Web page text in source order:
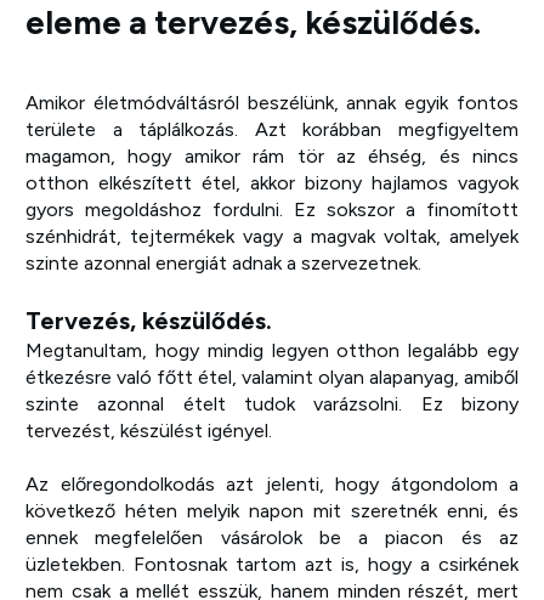
eleme a tervezés, készülődés.
Amikor életmódváltásról beszélünk, annak egyik fontos
területe a táplálkozás. Azt korábban megfigyeltem
magamon, hogy amikor rám tör az éhség, és nincs
otthon elkészített étel, akkor bizony hajlamos vagyok
gyors megoldáshoz fordulni. Ez sokszor a finomított
szénhidrát, tejtermékek vagy a magvak voltak, amelyek
szinte azonnal energiát adnak a szervezetnek.
Tervezés, készülődés.
Megtanultam, hogy mindig legyen otthon legalább egy
étkezésre való főtt étel, valamint olyan alapanyag, amiből
szinte azonnal ételt tudok varázsolni. Ez bizony
tervezést, készülést igényel.
Az előregondolkodás azt jelenti, hogy átgondolom a
következő héten melyik napon mit szeretnék enni, és
ennek megfelelően vásárolok be a piacon és az
üzletekben. Fontosnak tartom azt is, hogy a csirkének
nem csak a mellét esszük, hanem minden részét, mert